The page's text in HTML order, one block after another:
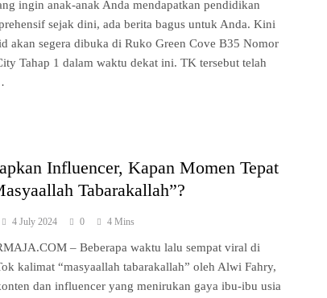
ingin anak-anak Anda mendapatkan pendidikan
sejak dini, ada berita bagus untuk Anda. Kini
akan segera dibuka di Ruko Green Cove B35 Nomor
Tahap 1 dalam waktu dekat ini. TK tersebut telah
Influencer, Kapan Momen Tepat
Tabarakallah”?
4 July 2024 0 4 Mins
– Beberapa waktu lalu sempat viral di
kalimat “masyaallah tabarakallah” oleh Alwi Fahry,
dan influencer yang menirukan gaya ibu-ibu usia